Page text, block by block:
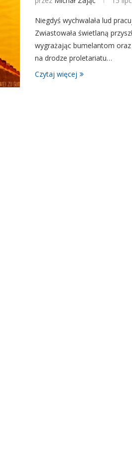
Niegdyś wychwalała lud
Zwiastowała świetlaną
wygrażając bumelantom
na drodze proletariatu…
Czytaj więcej